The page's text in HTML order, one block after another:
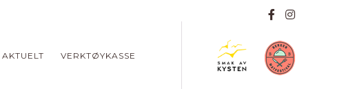
AKTUELT VERKTØYKASSE